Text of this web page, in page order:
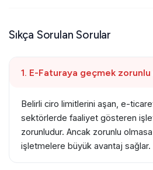
Sıkça Sorulan Sorular
1. E-Faturaya geçmek zorunlu
Belirli ciro limitlerini aşan, e-
sektörlerde faaliyet gösteren
zorunludur. Ancak zorunlu
işletmelere büyük avantaj sağlar.